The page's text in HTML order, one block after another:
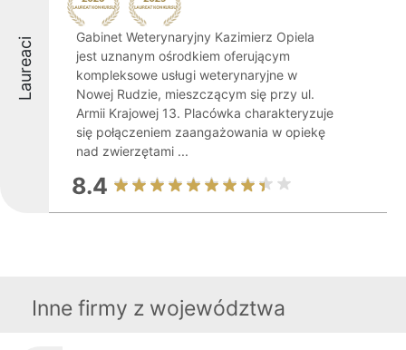
Laureaci
Gabinet Weterynaryjny Kazimierz Opiela
jest uznanym ośrodkiem oferującym
kompleksowe usługi weterynaryjne w
Nowej Rudzie, mieszczącym się przy ul.
Armii Krajowej 13. Placówka charakteryzuje
się połączeniem zaangażowania w opiekę
nad zwierzętami ...
8.4
Inne firmy z województwa